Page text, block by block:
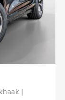
|